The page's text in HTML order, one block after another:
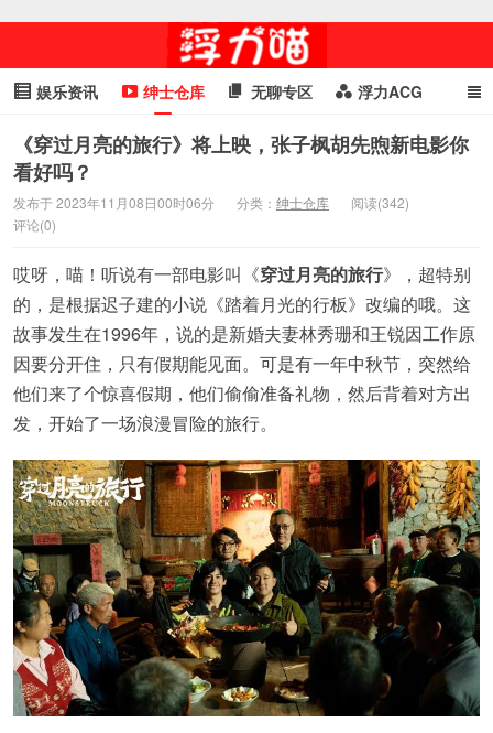
喵星闻
娱乐资讯 绅士仓库 无聊专区 浮力ACG
浮力GIF 明星头条 浮力资讯 头条女神 萌妹专区
cosplay
《穿过月亮的旅行》将上映，张子枫胡先煦新电影你
看好吗？
发布于 2023年11月08日00时06分 分类： 绅士仓库
阅读(342)
评论(0)
哎呀，喵！听说有一部电影叫《穿过月亮的旅行》，超特别
的，是根据迟子建的小说《踏着月光的行板》改编的哦。这
故事发生在1996年，说的是新婚夫妻林秀珊和王锐因工作原
因要分开住，只有假期能见面。可是有一年中秋节，突然给
他们来了个惊喜假期，他们偷偷准备礼物，然后背着对方出
发，开始了一场浪漫冒险的旅行。